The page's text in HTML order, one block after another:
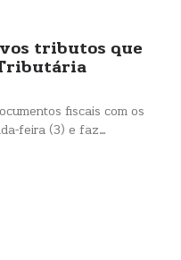
tributos que
fiscais com os
feira (3) e faz…